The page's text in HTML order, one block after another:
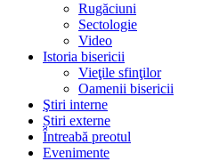
Rugăciuni
Sectologie
Video
Istoria bisericii
Vieţile sfinţilor
Oamenii bisericii
Ştiri interne
Știri externe
Întreabă preotul
Evenimente